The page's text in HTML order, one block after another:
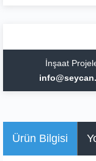
İnşaat
Ürün Bilgisi